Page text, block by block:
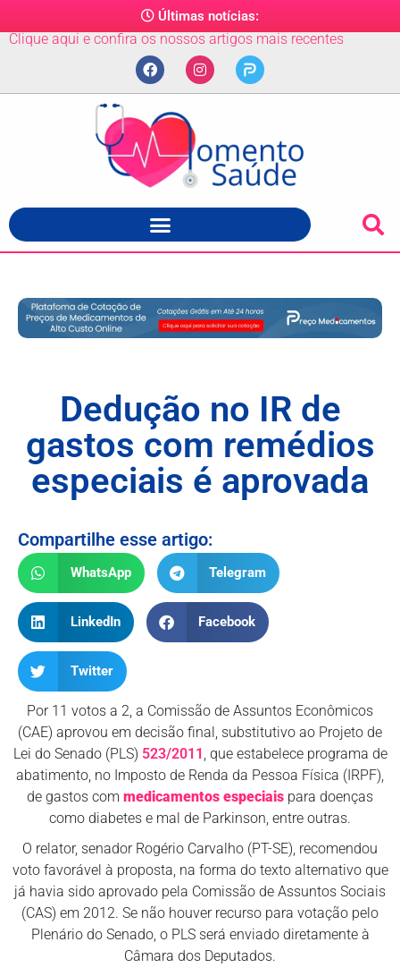
Últimas notícias:
Clique aqui e confira os nossos artigos mais recentes
Dedução no IR de
gastos com remédios
especiais é aprovada
Compartilhe esse artigo:
WhatsApp Telegram
LinkedIn Facebook
Twitter
Por 11 votos a 2, a Comissão de Assuntos Econômicos
(CAE) aprovou em decisão final, substitutivo ao Projeto de
Lei do Senado (PLS) 523/2011 , que estabelece programa de
abatimento, no Imposto de Renda da Pessoa Física (IRPF),
de gastos com medicamentos especiais para doenças
como diabetes e mal de Parkinson, entre outras.
O relator, senador Rogério Carvalho (PT-SE), recomendou
voto favorável à proposta, na forma do texto alternativo que
já havia sido aprovado pela Comissão de Assuntos Sociais
(CAS) em 2012. Se não houver recurso para votação pelo
Plenário do Senado, o PLS será enviado diretamente à
Câmara dos Deputados.